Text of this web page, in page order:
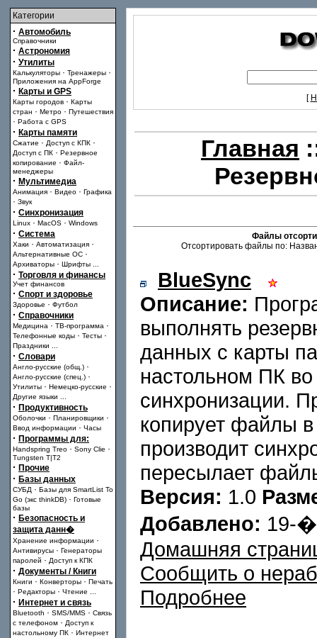
Категории
· Автомобиль
Справочники
· Астрономия
· Утилиты
Калькуляторы · Тренажеры ·
Приложения на AppForge
· Карты и GPS
Карты городов · Карты
стран · Метро · Путешествия
· Работа с GPS
· Карты памяти
Сжатие · Доступ с КПК ·
Доступ с ПК · Резервное
копирование · Файл-
менеджеры
· Мультимедиа
Анимация · Видео · Графика
· Звук
· Синхронизация
Linux · MacOS · Windows
· Система
Хаки · Автоматизация ·
Альтернативные ОС ·
Архиваторы · Шрифты
· Торговля и финансы
Учет финансов
· Спорт и здоровье
Здоровье · Футбол
· Справочники
Медицина · ТВ-программа ·
Телефонные коды · Тесты ·
Праздники
· Словари
Англо-русские (общ.) ·
Англо-русские (спец.) ·
Утилиты · Немецко-русские ·
Другие языки
· Продуктивность
Оболочки · Планировщики ·
Ввод информации · Часы
· Программы для:
Handspring Treo · Sony Clie ·
Tungsten T|T2
· Прочие
· Базы данных
СУБД · Базы для SmartList To
Go (экс thinkDB) · Готовые
базы
· Безопасность и
защита данн�
Хранение информации ·
Антивирусы · Генераторы
паролей · Доступ к КПК
· Документы / Книги
Книги · Конверторы · Печать
· Редакторы · Чтение
· Интернет и связь
Bluetooth · SMS/MMS · Связь
с телефоном · Доступ к
настольному ПК · Интернет
[
Главная
Файлы
Отсортировать файлы по:
BlueSync
Описание:
выполнять
данных с карты
настольном ПК
синхронизации.
копирует файлы
производит
пересылает
Версия: 1.0
Добавлено: 19-
Домашняя
Сообщить о
Подробнее